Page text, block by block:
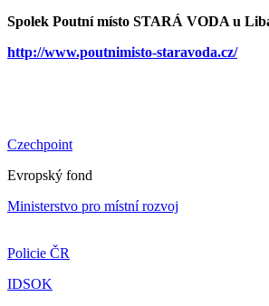
Spolek Poutní místo STARÁ VODA u
http://www.poutnimisto-staravoda.cz/
Czechpoint
Evropský fond
Ministerstvo pro místní rozvoj
Policie ČR
IDSOK